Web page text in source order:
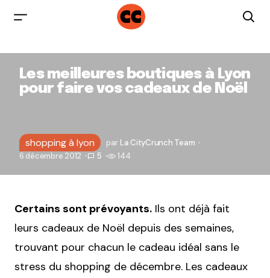
Les meilleures boutiques à Lyon
pour faire vos cadeaux de Noël
shopping à lyon par La CityCrunch Team
6 décembre 2012
5 144
Certains sont prévoyants. Ils ont déjà fait
leurs cadeaux de Noël depuis des semaines,
trouvant pour chacun le cadeau idéal sans le
stress du shopping de décembre. Les cadeaux